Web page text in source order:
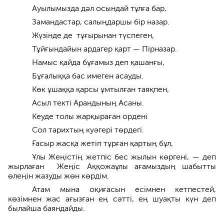
Ауылымызда дәл осындай тұлға бар,
Замандастар, салыңдаршы бір назар.
Жүзінде де тұғырынан түспеген,
Тұйғындайын ардагер қарт — Пірназар.
Намыс қайда бұғамыз деп қашанғы,
Бұғалыққа бас имеген асауды.
Көк ұшаққа қарсы ұмтылған таяқпен,
Асыл текті Арандының Асаны.
Кеуде толы жарқыраған ордені
Сол тарихтың куәгері төрдегі.
Ғасыр жасқа жетіп тұрған қартың бұл,
Ұлы Жеңістің жетпіс бес жылын көргені, — деп
жырлаған Жеңіс Аққожаұлы ағамыздың шабытты
өлеңін жазуды жөн көрдім.
Атам мына оқиғасын есімнен кетпестей,
көзімнен жас ағызған ең сәтті, ең шуақты күн деп
былайша баяндайды.